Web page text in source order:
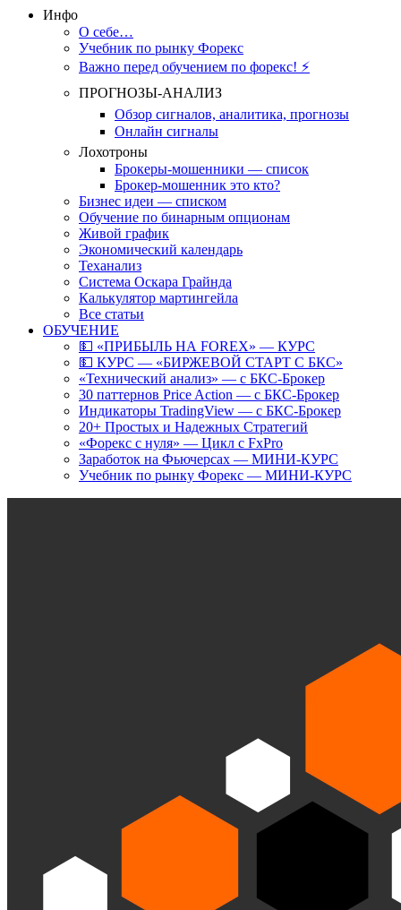
Инфо
О себе…
Учебник по рынку Форекс
Важно перед обучением по форекс! ⚡
ПРОГНОЗЫ-АНАЛИЗ
Обзор сигналов, аналитика, прогнозы
Онлайн сигналы
Лохотроны
Брокеры-мошенники — список
Брокер-мошенник это кто?
Бизнес идеи — списком
Обучение по бинарным опционам
Живой график
Экономический календарь
Теханализ
Система Оскара Грайнда
Калькулятор мартингейла
Все статьи
ОБУЧЕНИЕ
💵 «ПРИБЫЛЬ НА FOREX» — КУРС
💵 КУРС — «БИРЖЕВОЙ СТАРТ С БКС»
«Технический анализ» — с БКС-Брокер
30 паттернов Price Action — с БКС-Брокер
Индикаторы TradingView — с БКС-Брокер
20+ Простых и Надежных Стратегий
«Форекс с нуля» — Цикл с FxPro
Заработок на Фьючерсах — МИНИ-КУРС
Учебник по рынку Форекс — МИНИ-КУРС